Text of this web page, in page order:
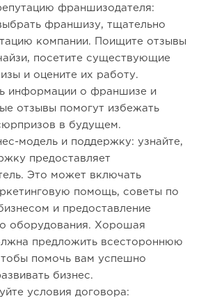
франшизодателя:
франшизу, тщательно
компании. Поищите отзывы
посетите существующие
и оцените их работу.
информации о франшизе и
отзывы помогут избежать
в будущем.
модель и поддержку: узнайте,
предоставляет
Это может включать
помощь, советы по
и предоставление
оборудования. Хорошая
предложить всестороннюю
помочь вам успешно
бизнес.
условия договора: